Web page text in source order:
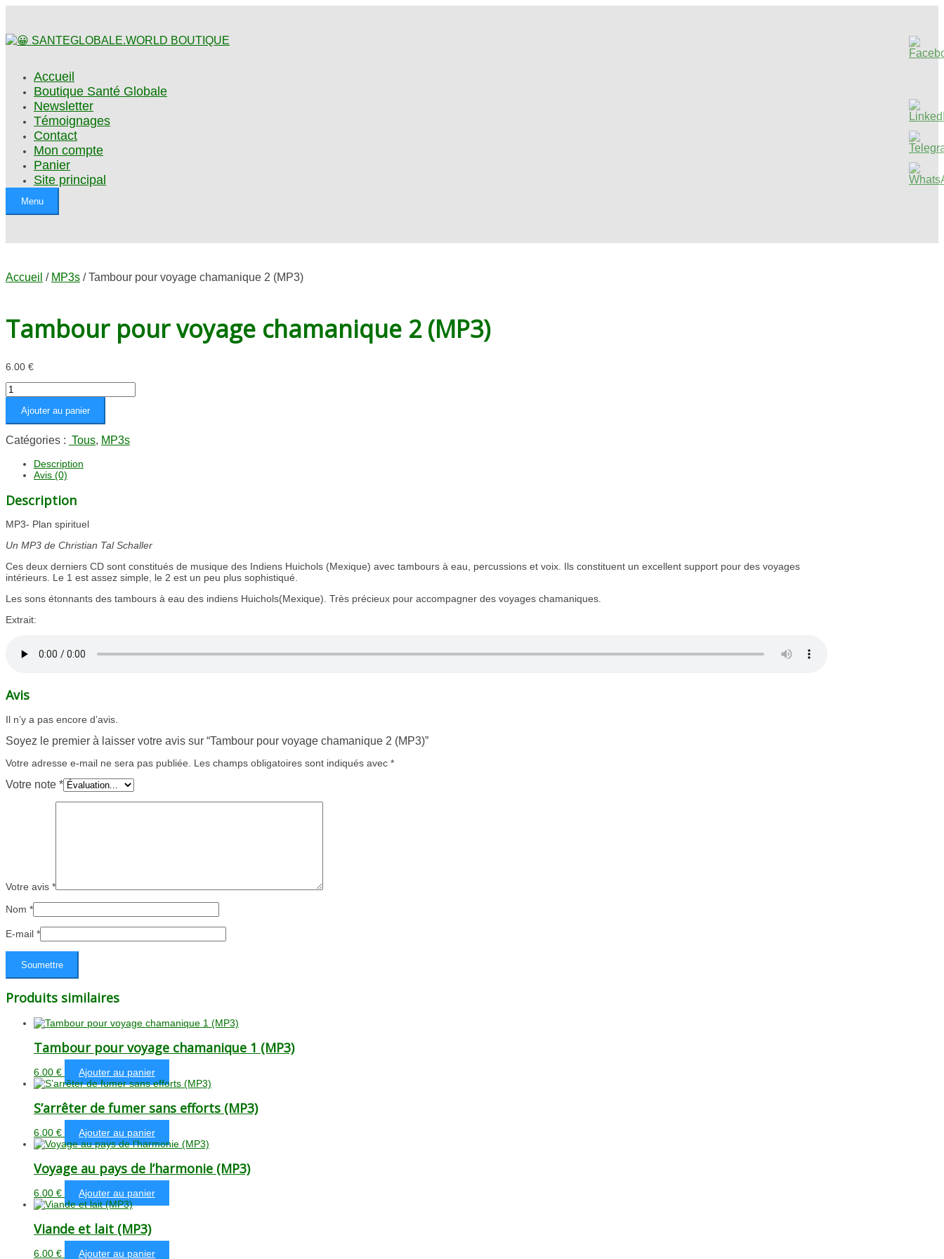
Accueil
Boutique Santé Globale
Newsletter
Témoignages
Contact
Mon compte
Panier
Site principal
Menu
Accueil / MP3s / Tambour pour voyage chamanique 2 (MP3)
Tambour pour voyage chamanique 2 (MP3)
6.00 €
quantité
de
Tambour
pour
voyage
(MP3)
Ajouter au panier
Catégories : Tous, MP3s
Description
Avis (0)
Description
MP3- Plan spirituel
Un MP3 de Christian Tal Schaller
Ces deux derniers CD sont constitués de musique des Indiens Huichols (Mexique) avec tambours à eau, percussions et voix. Ils constituent un excellent support pour des voyages
intérieurs. Le 1 est assez simple, le 2 est un peu plus sophistiqué.
Les sons étonnants des tambours à eau des indiens Huichols(Mexique). Très précieux pour accompagner des voyages chamaniques.
Extrait:
Avis
Il n’y a pas encore d’avis.
Soyez le premier à laisser votre avis sur “Tambour pour voyage chamanique 2 (MP3)”
Votre adresse e-mail ne sera pas publiée. Les champs obligatoires sont indiqués avec *
Votre note *
Votre avis *
Nom *
E-mail *
Produits similaires
Tambour pour voyage chamanique 1 (MP3)
6.00 € Ajouter au panier
S’arrêter de fumer sans efforts (MP3)
6.00 € Ajouter au panier
Voyage au pays de l’harmonie (MP3)
6.00 € Ajouter au panier
Viande et lait (MP3)
6.00 € Ajouter au panier